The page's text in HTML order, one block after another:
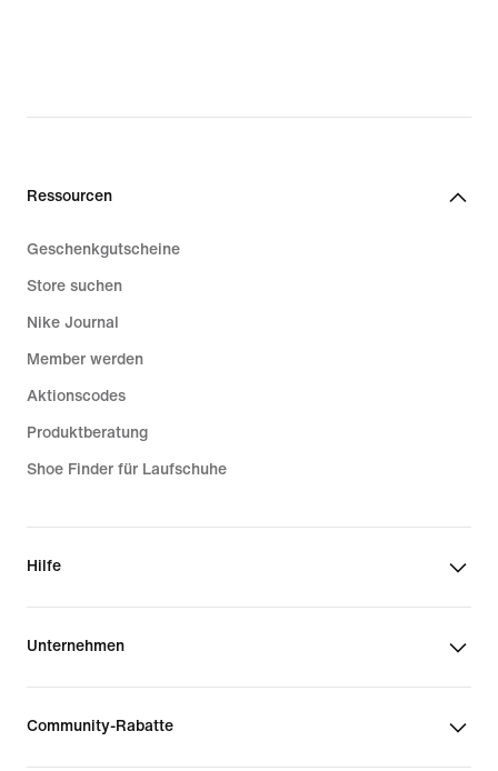
Ressourcen
Geschenkgutscheine
Store suchen
Nike Journal
Member werden
Aktionscodes
Produktberatung
Shoe Finder für Laufschuhe
Hilfe
Unternehmen
Community-Rabatte